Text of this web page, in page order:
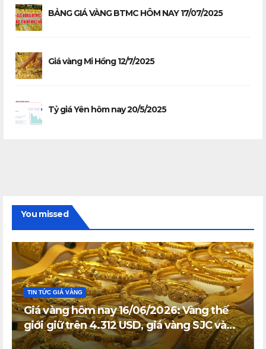
BẢNG GIÁ VÀNG BTMC HÔM NAY 17/07/2025
Giá vàng Mi Hồng 12/7/2025
Tỷ giá Yên hôm nay 20/5/2025
You missed
TIN TỨC GIÁ VÀNG
Giá vàng hôm nay 16/06/2026: Vàng thế
giới giữ trên 4.312 USD, giá vàng SJC và
vàng nhẫn trong nước đi ngang